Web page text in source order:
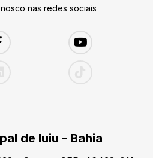
nas redes sociais
de Iuiu - Bahia